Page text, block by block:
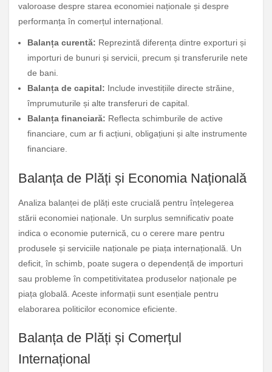
valoroase despre starea economiei naționale și despre
performanța în comerțul internațional.
Balanța curentă: Reprezintă diferența dintre exporturi și
importuri de bunuri și servicii, precum și transferurile nete
de bani.
Balanța de capital: Include investițiile directe străine,
împrumuturile și alte transferuri de capital.
Balanța financiară: Reflecta schimburile de active
financiare, cum ar fi acțiuni, obligațiuni și alte instrumente
financiare.
Balanța de Plăți și Economia Națională
Analiza balanței de plăți este crucială pentru înțelegerea
stării economiei naționale. Un surplus semnificativ poate
indica o economie puternică, cu o cerere mare pentru
produsele și serviciile naționale pe piața internațională. Un
deficit, în schimb, poate sugera o dependență de importuri
sau probleme în competitivitatea produselor naționale pe
piața globală. Aceste informații sunt esențiale pentru
elaborarea politicilor economice eficiente.
Balanța de Plăți și Comerțul
Internațional